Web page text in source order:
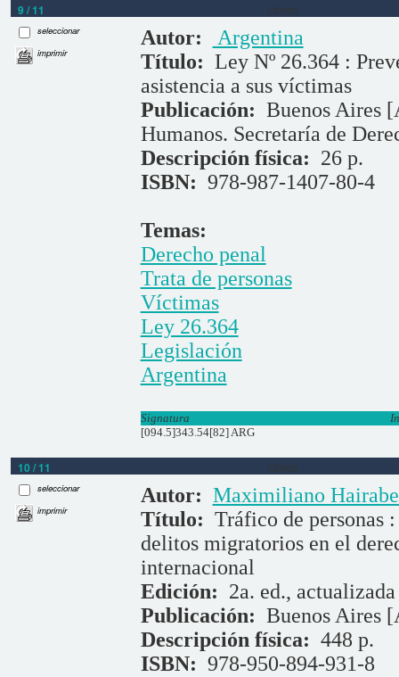
9 / 11 Libros
seleccionar
imprimir
Autor:
Argentina
Título: Ley Nº 26.364 :
asistencia a sus víctimas
Publicación: Buenos Aires
Humanos. Secretaría de
Descripción física: 26 p.
ISBN: 978-987-1407-80-4
Temas:
Derecho penal
Trata de personas
Víctimas
Ley 26.364
Legislación
Argentina
Signatura
[094.5]343.54[82] ARG
10 / 11 Libros
seleccionar
imprimir
Autor: Maximiliano
Título: Tráfico de personas
delitos migratorios en el
internacional
Edición: 2a. ed.,
Publicación: Buenos Aires
Descripción física: 448 p.
ISBN: 978-950-894-931-8